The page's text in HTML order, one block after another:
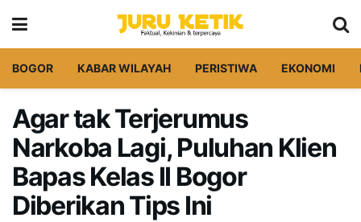
BOGOR KABAR WILAYAH PERISTIWA EKONOMI
Agar tak Terjerumus
Narkoba Lagi, Puluhan Klien
Bapas Kelas II Bogor
Diberikan Tips Ini